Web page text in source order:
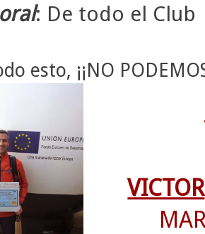
: De todo el Club
esto, ¡¡NO
VICTOR